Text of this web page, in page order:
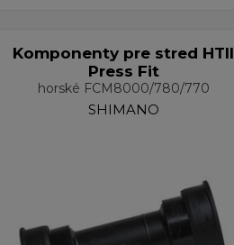
Komponenty pre stred HTII
Press Fit
horské FCM8000/780/770
SHIMANO